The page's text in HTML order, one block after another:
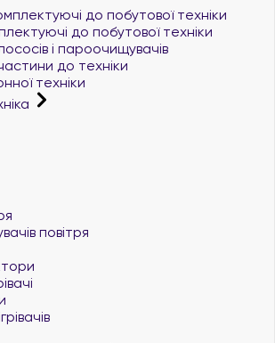
до побутової техніки
і пароочищувачів
до техніки
техніки
повітря